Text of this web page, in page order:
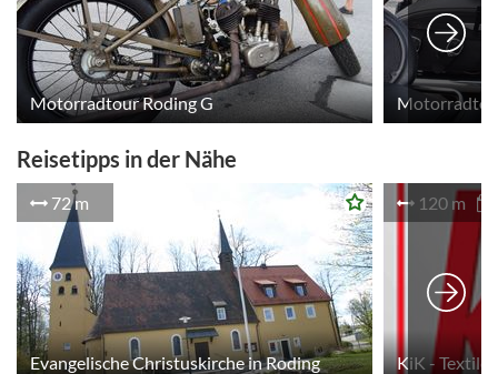
Motorradtour Roding G
Reisetipps in der Nähe
72 m
Evangelische Christuskirche in Roding
120 m
KiK -